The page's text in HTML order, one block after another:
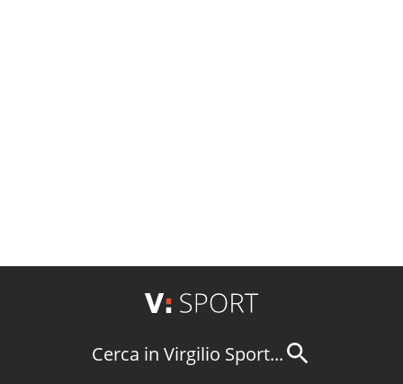
Cerca in Virgilio Sport...